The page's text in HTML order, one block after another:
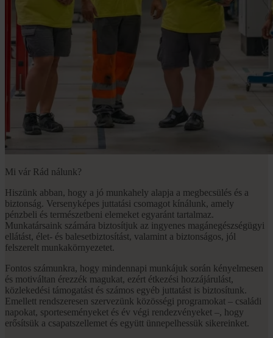
Mi vár Rád nálunk?
Hiszünk abban, hogy a jó munkahely alapja a megbecsülés és a
biztonság. Versenyképes juttatási csomagot kínálunk, amely
pénzbeli és természetbeni elemeket egyaránt tartalmaz.
Munkatársaink számára biztosítjuk az ingyenes magánegészségügyi
ellátást, élet- és balesetbiztosítást, valamint a biztonságos, jól
felszerelt munkakörnyezetet.
Fontos számunkra, hogy mindennapi munkájuk során kényelmesen
és motiváltan érezzék magukat, ezért étkezési hozzájárulást,
közlekedési támogatást és számos egyéb juttatást is biztosítunk.
Emellett rendszeresen szervezünk közösségi programokat – családi
napokat, sporteseményeket és év végi rendezvényeket –, hogy
erősítsük a csapatszellemet és együtt ünnepelhessük sikereinket.